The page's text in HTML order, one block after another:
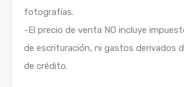
fotografías.
-El precio de venta NO incluye
de escrituración, ni gastos derivados
de crédito.